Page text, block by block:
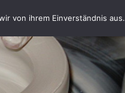
von ihrem Einverständnis aus.